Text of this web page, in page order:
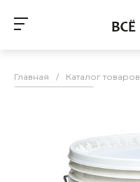
Главная / Каталог товаров